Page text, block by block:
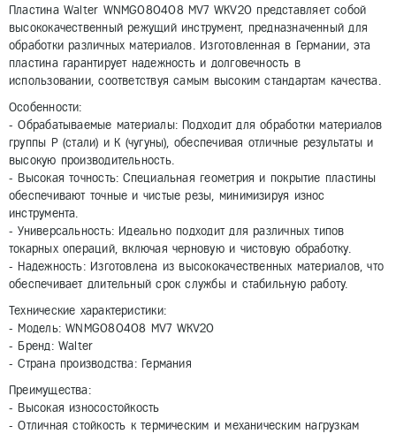
Пластина Walter WNMG080408 MV7 WKV20 представляет собой
высококачественный режущий инструмент, предназначенный для
обработки различных материалов. Изготовленная в Германии, эта
пластина гарантирует надежность и долговечность в
использовании, соответствуя самым высоким стандартам качества.
Особенности:
- Обрабатываемые материалы: Подходит для обработки материалов
группы P (стали) и K (чугуны), обеспечивая отличные результаты и
высокую производительность.
- Высокая точность: Специальная геометрия и покрытие пластины
обеспечивают точные и чистые резы, минимизируя износ
инструмента.
- Универсальность: Идеально подходит для различных типов
токарных операций, включая черновую и чистовую обработку.
- Надежность: Изготовлена из высококачественных материалов, что
обеспечивает длительный срок службы и стабильную работу.
Технические характеристики:
- Модель: WNMG080408 MV7 WKV20
- Бренд: Walter
- Страна производства: Германия
Преимущества:
- Высокая износостойкость
- Отличная стойкость к термическим и механическим нагрузкам